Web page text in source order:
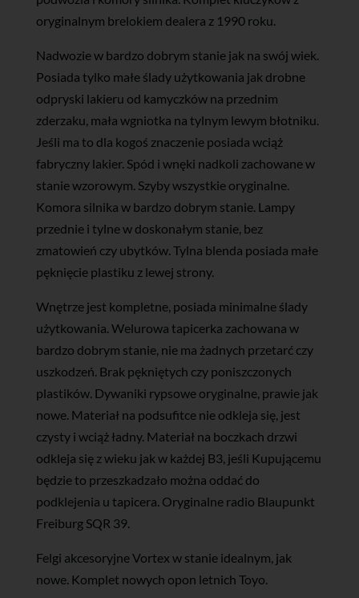
oryginalnym brelokiem dealera z 1990 roku.
Nadwozie w bardzo dobrym stanie jak na swój wiek.
Posiada tylko małe ślady użytkowania jak drobne
odpryski lakieru od kamyczków na przednim
zderzaku, mała wgniotka na tylnym lewym błotniku.
Jeśli ma to dla kogoś znaczenie posiada wciąż
fabryczny lakier. Spód i wnęki nadkoli zachowane w
stanie wzorowym. Szyby wszystkie oryginalne.
Komora silnika w bardzo dobrym stanie. Lampy
przednie i tylne w doskonałym stanie, bez
zmatowień czy ubytków. Tylna blenda posiada małe
pęknięcie plastiku z lewej strony.
Wnętrze jest kompletne, posiada minimalne ślady
użytkowania. Welurowa tapicerka zachowana w
bardzo dobrym stanie, nie ma żadnych przetarć czy
uszkodzeń. Brak pękniętych czy poniszczonych
plastików. Dywaniki rypsowe oryginalne, prawie jak
nowe. Materiał na podsufitce nie odkleja się, jest
czysty i wciąż ładny. Materiał na boczkach drzwi
odkleja się z wieku jak w każdej B3, jeśli Kupującemu
będzie to przeszkadzało można oddać do
podklejenia u tapicera. Oryginalne radio Blaupunkt
Freiburg SQR 39.
Felgi akcesoryjne Vortex w stanie idealnym, jak
nowe. Komplet nowych opon letnich Toyo.